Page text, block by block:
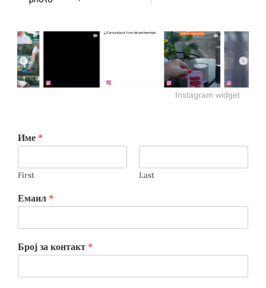
Instagram widget
Име *
First Last
Емаил *
Број за контакт *